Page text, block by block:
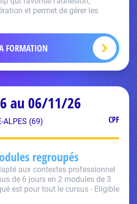
et permet de gérer les
FORMATION
au 06/11/26
ALPES (69) CPF
regroupés
aux contextes professionnel
de 6 jours en 2 modules de 3
est pour tout le cursus - Eligible